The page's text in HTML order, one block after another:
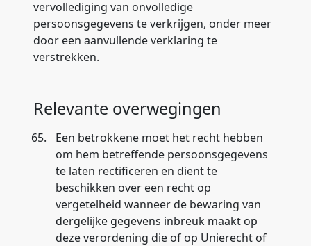
vervollediging van onvolledige
persoonsgegevens te verkrijgen, onder meer
door een aanvullende verklaring te
verstrekken.
Relevante overwegingen
65.
Een betrokkene moet het recht hebben
om hem betreffende persoonsgegevens
te laten rectificeren en dient te
beschikken over een recht op
vergetelheid wanneer de bewaring van
dergelijke gegevens inbreuk maakt op
deze verordening die of op Unierecht of